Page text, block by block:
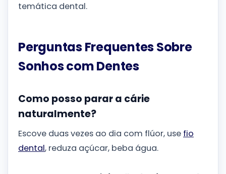
temática dental.
Perguntas Frequentes Sobre
Sonhos com Dentes
Como posso parar a cárie
naturalmente?
Escove duas vezes ao dia com flúor, use fio
dental, reduza açúcar, beba água.